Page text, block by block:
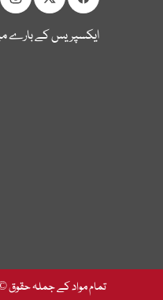
ایکسپریس کے بارے
تمام مواد کے جملہ حقوق © 2026 ایکسپریس